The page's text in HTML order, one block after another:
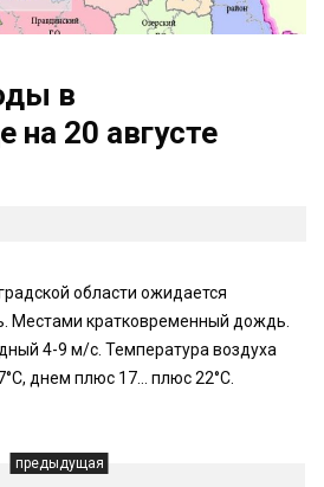
в
на 20 августе
области ожидается
Местами кратковременный дождь.
4-9 м/с. Температура воздуха
днем плюс 17… плюс 22°С.
предыдущая